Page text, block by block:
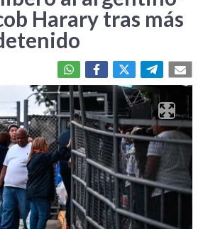
Harary tras más